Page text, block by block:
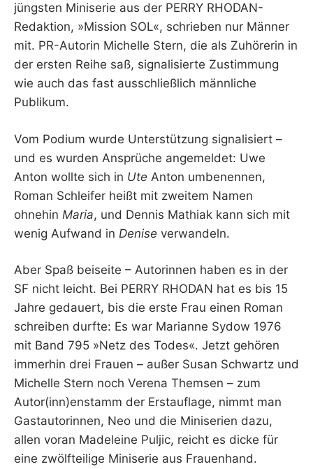
jüngsten Miniserie aus der PERRY RHODAN-
Redaktion, »Mission SOL«, schrieben nur Männer
mit. PR-Autorin Michelle Stern, die als Zuhörerin in
der ersten Reihe saß, signalisierte Zustimmung
wie auch das fast ausschließlich männliche
Publikum.
Vom Podium wurde Unterstützung signalisiert –
und es wurden Ansprüche angemeldet: Uwe
Anton wollte sich in Ute Anton umbenennen,
Roman Schleifer heißt mit zweitem Namen
ohnehin Maria, und Dennis Mathiak kann sich mit
wenig Aufwand in Denise verwandeln.
Aber Spaß beiseite – Autorinnen haben es in der
SF nicht leicht. Bei PERRY RHODAN hat es bis 15
Jahre gedauert, bis die erste Frau einen Roman
schreiben durfte: Es war Marianne Sydow 1976
mit Band 795 »Netz des Todes«. Jetzt gehören
immerhin drei Frauen – außer Susan Schwartz und
Michelle Stern noch Verena Themsen – zum
Autor(inn)enstamm der Erstauflage, nimmt man
Gastautorinnen, Neo und die Miniserien dazu,
allen voran Madeleine Puljic, reicht es dicke für
eine zwölfteilige Miniserie aus Frauenhand.